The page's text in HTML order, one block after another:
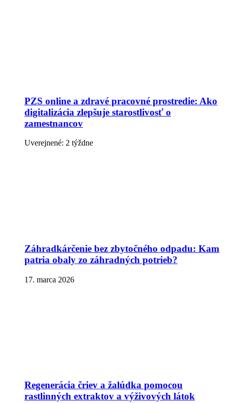
PZS online a zdravé pracovné prostredie: Ako
digitalizácia zlepšuje starostlivosť o
zamestnancov
Uverejnené: 2 týždne
Záhradkárčenie bez zbytočného odpadu: Kam
patria obaly zo záhradných potrieb?
17. marca 2026
Regenerácia čriev a žalúdka pomocou
rastlinných extraktov a výživových látok